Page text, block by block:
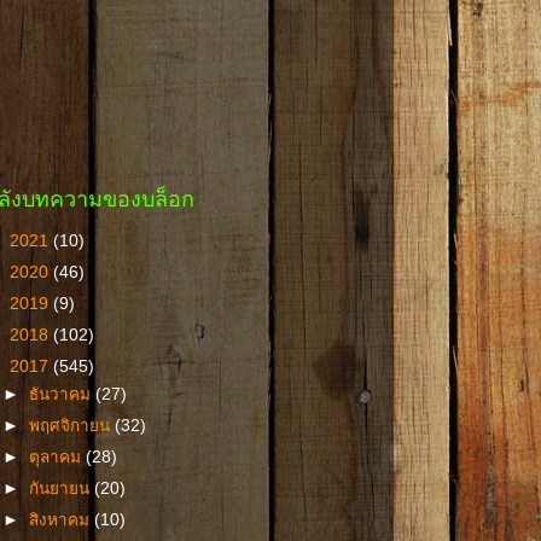
งบทความของบล็อก
2021 (10)
2020 (46)
2019 (9)
2018 (102)
2017 (545)
► ธันวาคม(27)
►พฤศจิกายน(32)
► ตุลาคม(28)
► กันยายน(20)
►สิงหาคม(10)